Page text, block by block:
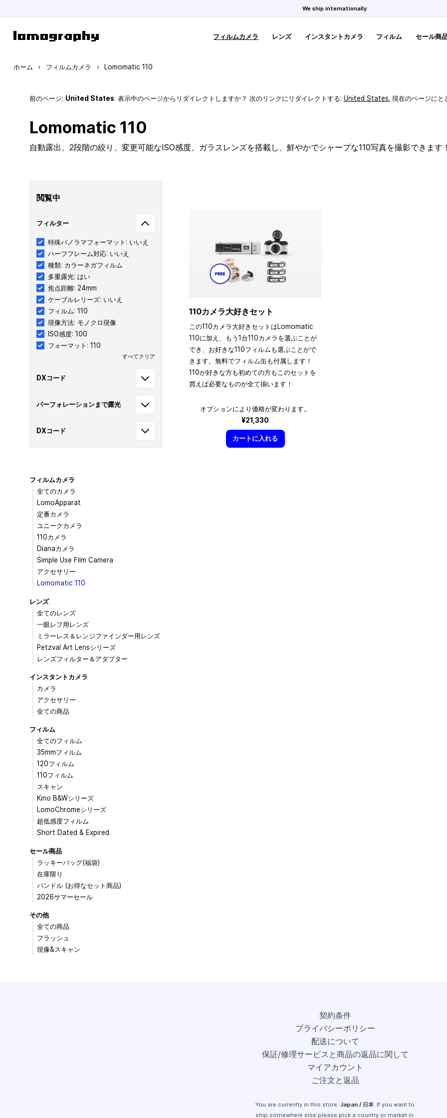
We ship internationally.
フィルムカメラ レンズ インスタントカメラ フィルム セール商
ホーム › フィルムカメラ › Lomomatic 110
前のページ: United States. 表示中のページからリダイレクトしますか？ 次のリンクにリダイレクトする: United States. 現在のページにと
Lomomatic 110
自動露出、2段階の絞り、変更可能なISO感度、ガラスレンズを搭載し、鮮やかでシャープな110写真を撮影できます
閲覧中
フィルター
特殊パノラマフォーマット: いいえ
ハーフフレーム対応: いいえ
種類: カラーネガフィルム
多重露光: はい
焦点距離: 24mm
ケーブルレリーズ: いいえ
フィルム: 110
現像方法: モノクロ現像
ISO感度: 100
フォーマット: 110
すべてクリア
DXコード
パーフォレーションまで露光
DXコード
110カメラ大好きセット
この110カメラ大好きセットはLomomatic
110に加え、もう1台110カメラを選ぶことが
でき、お好きな110フィルムも選ぶことがで
きます。無料でフィルム缶も付属します！
110が好きな方も初めての方もこのセットを
買えば必要なものが全て揃います！
オプションにより価格が変わります。
¥21,330
カートに入れる
フィルムカメラ
全てのカメラ
LomoApparat
定番カメラ
ユニークカメラ
110カメラ
Dianaカメラ
Simple Use Film Camera
アクセサリー
Lomomatic 110
レンズ
全てのレンズ
一眼レフ用レンズ
ミラーレス＆レンジファインダー用レンズ
Petzval Art Lensシリーズ
レンズフィルター＆アダプター
インスタントカメラ
カメラ
アクセサリー
全ての商品
フィルム
全てのフィルム
35mmフィルム
120フィルム
110フィルム
スキャン
Kino B&Wシリーズ
LomoChromeシリーズ
超低感度フィルム
Short Dated & Expired
セール商品
ラッキーバッグ(福袋)
在庫限り
バンドル (お得なセット商品)
2026サマーセール
その他
全ての商品
フラッシュ
現像&スキャン
契約条件
プライバシーポリシー
配送について
保証/修理サービスと商品の返品に関して
マイアカウント
ご注文と返品
You are currently in this store: Japan / 日本. If you want to
ship somewhere else please pick a country or market in